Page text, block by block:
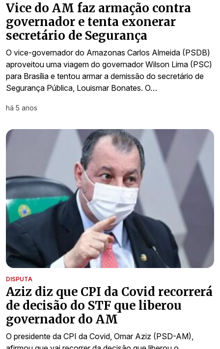
Vice do AM faz armação contra
governador e tenta exonerar
secretário de Segurança
O vice-governador do Amazonas Carlos Almeida (PSDB)
aproveitou uma viagem do governador Wilson Lima (PSC)
para Brasília e tentou armar a demissão do secretário de
Segurança Pública, Louismar Bonates. O…
há 5 anos
DISPUTA
Aziz diz que CPI da Covid recorrerá
de decisão do STF que liberou
governador do AM
O presidente da CPI da Covid, Omar Aziz (PSD-AM),